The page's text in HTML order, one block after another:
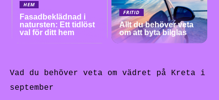
HEM
Fasadbeklädnad i
natursten: Ett tidlöst
val för ditt hem
FRITID
Allt du behöver veta
om att byta bilglas
Vad du behöver veta om vädret på Kreta i
september